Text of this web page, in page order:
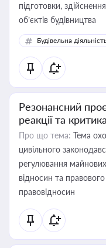
підготовки,
об’єктів будівництва
Будівельна
Резонансний
реакції та критика
Про що тема: Тема
цивільного
регулювання
відносин та
правовідносин